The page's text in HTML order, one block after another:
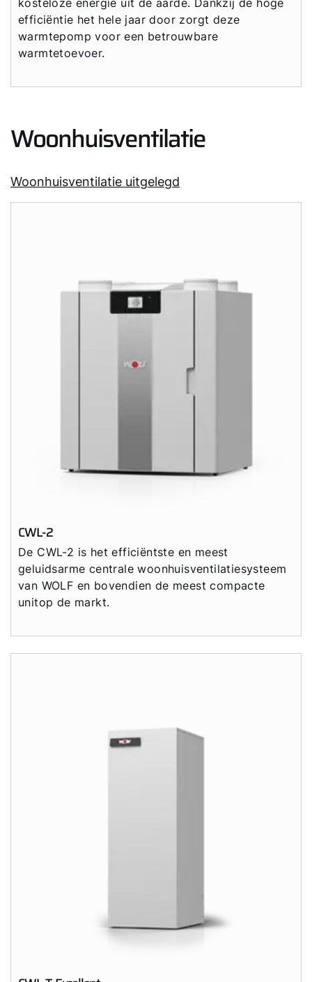
kosteloze energie uit de aarde. Dankzij de hoge
efficiëntie het hele jaar door zorgt deze
warmtepomp voor een betrouwbare
warmtetoevoer.
Woonhuisventilatie
Woonhuisventilatie uitgelegd
CWL-2
De CWL-2 is het efficiëntste en meest
geluidsarme centrale woonhuisventilatiesysteem
van WOLF en bovendien de meest compacte
unitop de markt.